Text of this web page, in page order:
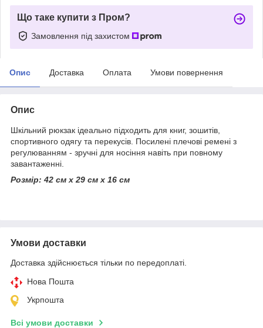
Що таке купити з Пром?
Замовлення під захистом
Опис Доставка Оплата Умови повернення
Опис
Шкільний рюкзак ідеально підходить для книг, зошитів,
спортивного одягу та перекусів. Посилені плечові ремені з
регулюванням - зручні для носіння навіть при повному
завантаженні.
Розмір: 42 см х 29 см х 16 см
Умови доставки
Доставка здійснюється тільки по передоплаті.
Нова Пошта
Укрпошта
Всі умови доставки